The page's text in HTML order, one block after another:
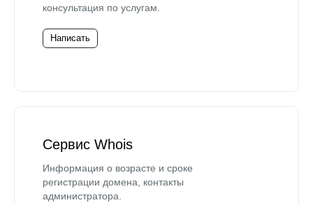
консультация по услугам.
Написать
Сервис Whois
Информация о возрасте и сроке
регистрации домена, контакты
администратора.